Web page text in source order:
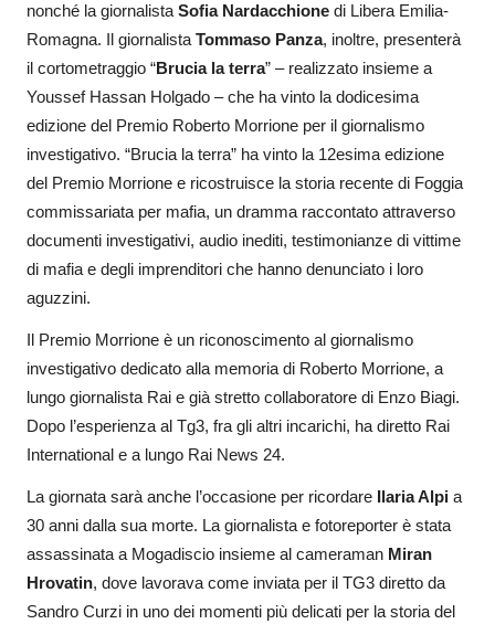
nonché la giornalista Sofia Nardacchione di Libera Emilia-
Romagna. Il giornalista Tommaso Panza, inoltre, presenterà
il cortometraggio “Brucia la terra” – realizzato insieme a
Youssef Hassan Holgado – che ha vinto la dodicesima
edizione del Premio Roberto Morrione per il giornalismo
investigativo. “Brucia la terra” ha vinto la 12esima edizione
del Premio Morrione e ricostruisce la storia recente di Foggia
commissariata per mafia, un dramma raccontato attraverso
documenti investigativi, audio inediti, testimonianze di vittime
di mafia e degli imprenditori che hanno denunciato i loro
aguzzini.
Il Premio Morrione è un riconoscimento al giornalismo
investigativo dedicato alla memoria di Roberto Morrione, a
lungo giornalista Rai e già stretto collaboratore di Enzo Biagi.
Dopo l’esperienza al Tg3, fra gli altri incarichi, ha diretto Rai
International e a lungo Rai News 24.
La giornata sarà anche l’occasione per ricordare Ilaria Alpi a
30 anni dalla sua morte. La giornalista e fotoreporter è stata
assassinata a Mogadiscio insieme al cameraman Miran
Hrovatin, dove lavorava come inviata per il TG3 diretto da
Sandro Curzi in uno dei momenti più delicati per la storia del